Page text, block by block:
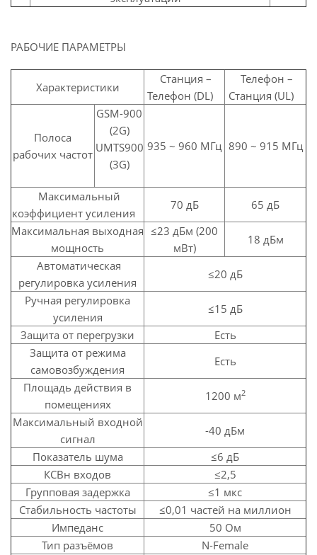
РАБОЧИЕ ПАРАМЕТРЫ
Характеристики
Станция –
Телефон (DL)
Телефон –
Станция (UL)
Полоса
рабочих частот
GSM-900
(2G)
UMTS900
(3G)
935 ~ 960 МГц 890 ~ 915 МГц
Максимальный
коэффициент усиления
70 дБ
65 дБ
Максимальная выходная
мощность
≤23 дБм (200
мВт)
18 дБм
Автоматическая
регулировка усиления
≤20 дБ
Ручная регулировка
усиления
≤15 дБ
Защита от перегрузки
Есть
Защита от режима
самовозбуждения
Есть
Площадь действия в
помещениях
1200 м2
Максимальный входной
сигнал
-40 дБм
Показатель шума
≤6 дБ
КСВн входов
≤2,5
Групповая задержка
≤1 мкс
Стабильность частоты
≤0,01 частей на миллион
Импеданс
50 Ом
Тип разъёмов
N-Female